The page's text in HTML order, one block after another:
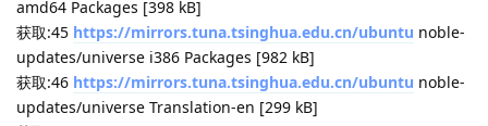
InRelease
获取:7https://dl.google.com/linux/chrome/debstable
InRelease [1,825 B]
获取:8https://packages.microsoft.com/repos/codestable
InRelease [3,590 B]